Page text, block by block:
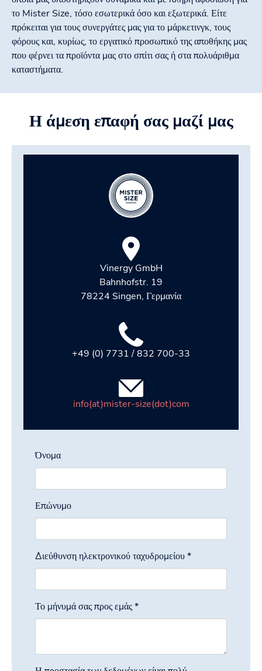
το Mister Size, τόσο εσωτερικά όσο και εξωτερικά. Είτε
πρόκειται για τους συνεργάτες μας για το μάρκετινγκ, τους
φόρους και, κυρίως, το εργατικό προσωπικό της αποθήκης μας
που φέρνει τα προϊόντα μας στο σπίτι σας ή στα πολυάριθμα
καταστήματα.
Η άμεση επαφή σας μαζί μας
Vinergy GmbH
Bahnhofstr. 19
78224 Singen, Γερμανία
+49 (0) 7731 / 832 700-33
info(at)mister-size(dot)com
Όνομα
Επώνυμο
Διεύθυνση ηλεκτρονικού ταχυδρομείου*
Το μήνυμά σας προς εμάς*